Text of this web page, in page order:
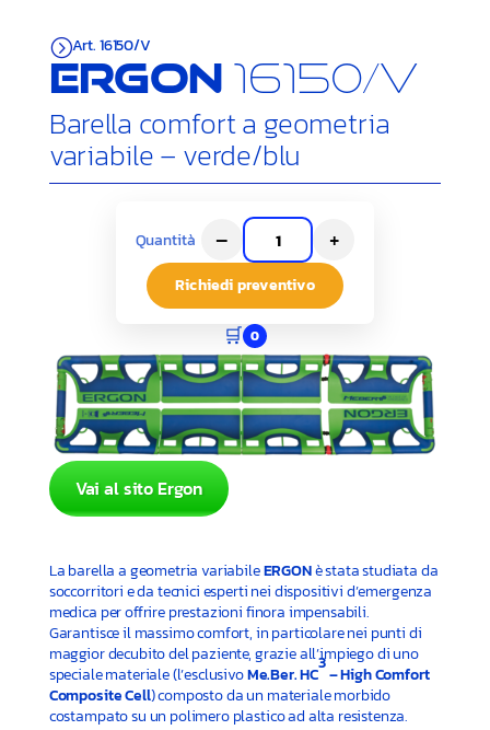
=Art. 16150/V
Ergon 16150/V
Barella comfort a geometria
variabile – verde/blu
Quantità – +
Richiedi preventivo
🛒 0
Vai al sito Ergon
La barella a geometria variabileERGONè stata studiata da
soccorritori e da tecnici esperti nei dispositivi d’emergenza
medica per offrire prestazioni finora impensabili.
Garantisce il massimo comfort, in particolare nei punti di
maggior decubito del paziente, grazie all’impiego di uno
speciale materiale (l’esclusivoMe.Ber. HC
3
– High Comfort
Composite Cell) composto da un materiale morbido
costampato su un polimero plastico ad alta resistenza.